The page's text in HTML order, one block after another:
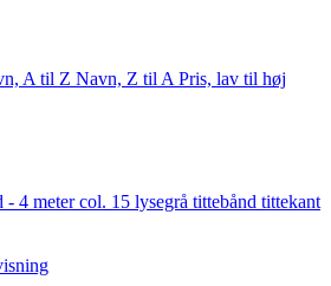
A til Z Navn, Z til A Pris, lav til høj